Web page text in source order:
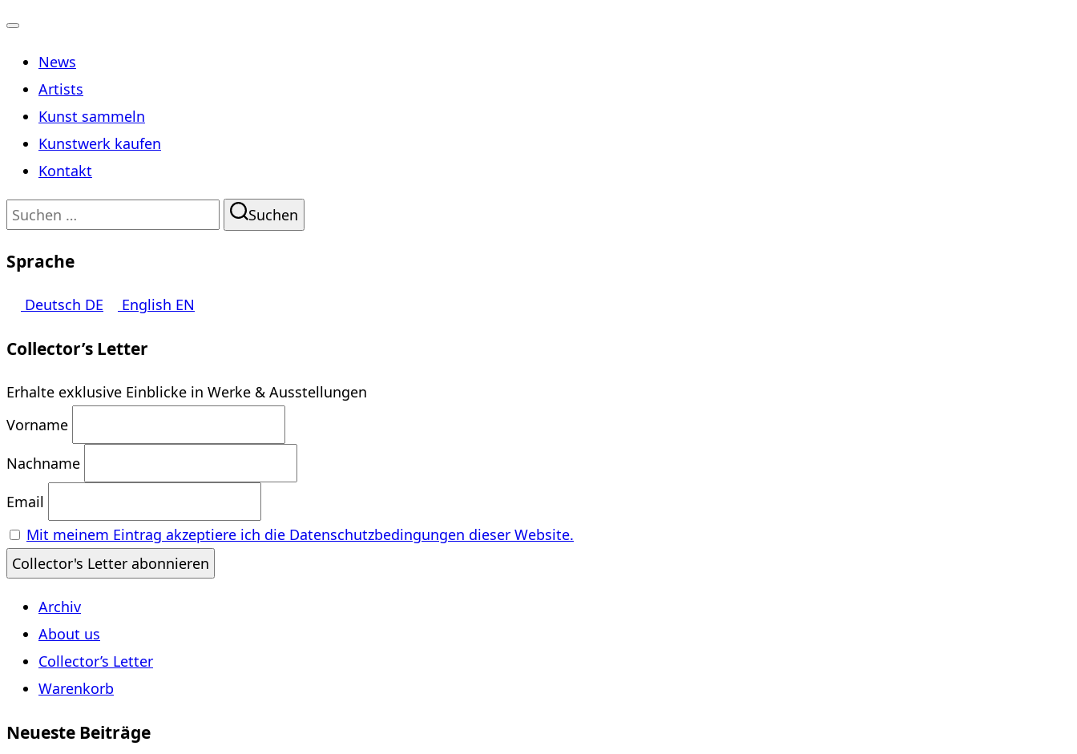
umschalten
News
Artists
Kunst sammeln
Kunstwerk kaufen
Kontakt
Suchen
Suchen
Sprache
Deutsch DE English EN
Collector’s Letter
Erhalte exklusive Einblicke in Werke & Ausstellungen
Vorname
Nachname
Email
Mit meinem Eintrag akzeptiere ich die Datenschutzbedingungen dieser Website.
Archiv
About us
Collector’s Letter
Warenkorb
Neueste Beiträge